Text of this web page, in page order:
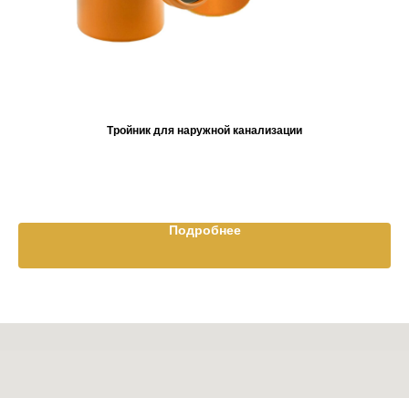
Тройник для наружной канализации
Подробнее